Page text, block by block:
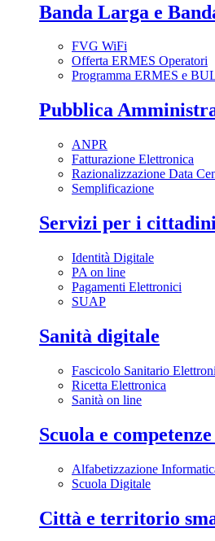
Banda Larga e
FVG WiFi
Offerta ERMES Operatori
Programma ERMES e
Pubblica
ANPR
Fatturazione Elettronica
Razionalizzazione Data
Semplificazione
Servizi per i
Identità Digitale
PA on line
Pagamenti Elettronici
SUAP
Sanità digitale
Fascicolo Sanitario
Ricetta Elettronica
Sanità on line
Scuola e
Alfabetizzazione
Scuola Digitale
Città e territorio